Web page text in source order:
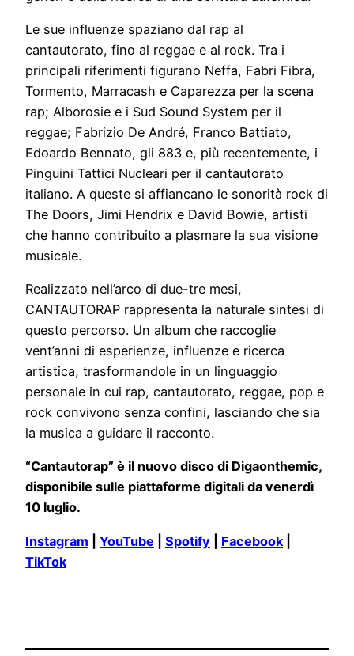
Le sue influenze spaziano dal rap al
cantautorato, fino al reggae e al rock. Tra i
principali riferimenti figurano Neffa, Fabri Fibra,
Tormento, Marracash e Caparezza per la scena
rap; Alborosie e i Sud Sound System per il
reggae; Fabrizio De André, Franco Battiato,
Edoardo Bennato, gli 883 e, più recentemente, i
Pinguini Tattici Nucleari per il cantautorato
italiano. A queste si affiancano le sonorità rock di
The Doors, Jimi Hendrix e David Bowie, artisti
che hanno contribuito a plasmare la sua visione
musicale.
Realizzato nell’arco di due-tre mesi,
CANTAUTORAP rappresenta la naturale sintesi di
questo percorso. Un album che raccoglie
vent’anni di esperienze, influenze e ricerca
artistica, trasformandole in un linguaggio
personale in cui rap, cantautorato, reggae, pop e
rock convivono senza confini, lasciando che sia
la musica a guidare il racconto.
“Cantautorap” è il nuovo disco di Digaonthemic,
disponibile sulle piattaforme digitali da venerdì
10 luglio.
Instagram YouTube Spotify Facebook
TikTok